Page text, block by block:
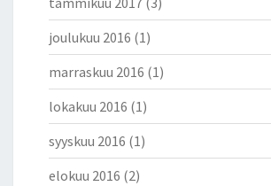
joulukuu 2016 (1)
marraskuu 2016 (1)
lokakuu 2016 (1)
syyskuu 2016 (1)
elokuu 2016 (2)